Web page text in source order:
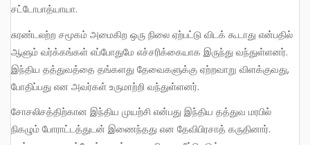
சட்டோபாத்யாயா.
சுரண்டலற்ற சமூகம் அமைகிற ஒரு நிலை ஏற்பட்டு விடக் கூடாது என்பதில்
ஆளும் வர்க்கங்கள் எப்போதுமே எச்சரிக்கையாக இருந்து வந்துள்ளனர்.
இந்திய தத்துவத்தை தங்களது தேவைகளுக்கு ஏற்றவாறு விளக்குவது,
போதிப்பது என அவர்கள் உருமாற்றி வந்துள்ளனர்.
சோசலிசத்திற்கான இந்திய முயற்சி என்பது இந்திய தத்துவ மரபில்
நிகழும் போராட்டத்துடன் இணைந்தது என தேவிபிரசாத் கருதினார்.